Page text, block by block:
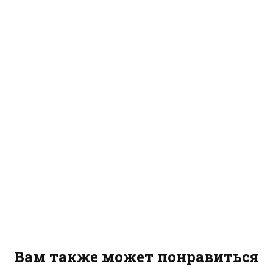
Вам также может понравиться